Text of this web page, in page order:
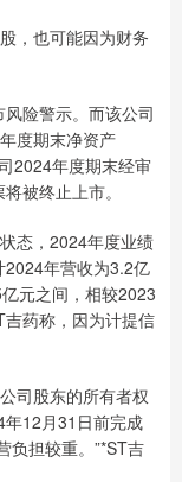
，也可能因为财务
险警示。而该公司
度期末净资产
2024年度期末经审
被终止上市。
态，2024年度业绩
2024年营收为3.2亿
元之间，相较2023
药称，因为计提信
司股东的所有者权
年12月31日前完成
负担较重。”*ST吉